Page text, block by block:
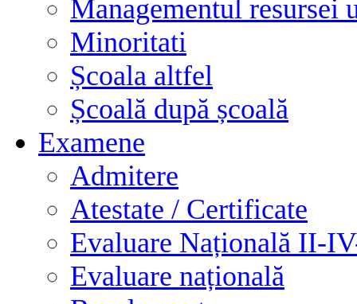
Managementul resursei
Minoritati
Școala altfel
Școală după școală
Examene
Admitere
Atestate / Certificate
Evaluare Națională II-
Evaluare națională